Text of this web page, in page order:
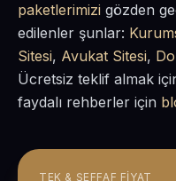
paketlerimizi gözden
edilenler şunlar:
Sitesi, Avukat Sitesi,
Ücretsiz teklif almak
faydalı rehberler için
TEK & ŞEFFAF FIYAT